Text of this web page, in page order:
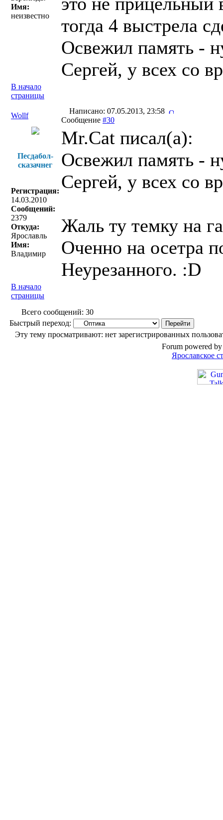
Имя:
неизвестно
тогда 4 выстрела
Освежил память -
Сергей, у всех со
В начало
страницы
Wollf
Написано: 07.05.2013, 23:58
Сообщение #30
Песдабол-
сказачнег
Регистрация:
14.03.2010
Сообщений:
2379
Откуда:
Ярославль
Имя:
Владимир
Mr.Cat писал(a):
Освежил память -
Сергей, у всех со
Жаль ту темку на
Оченно на осетра
Неурезанного. :D
В начало
страницы
Всего сообщений: 30
Быстрый переход:
Эту тему просматривают: нет зарегистрированных
Forum powered
Ярославское